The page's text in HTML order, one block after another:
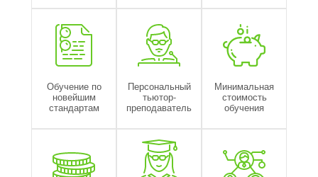
Обучение по
новейшим
стандартам
Персональный
тьютор-
преподаватель
Минимальная
стоимость
обучения